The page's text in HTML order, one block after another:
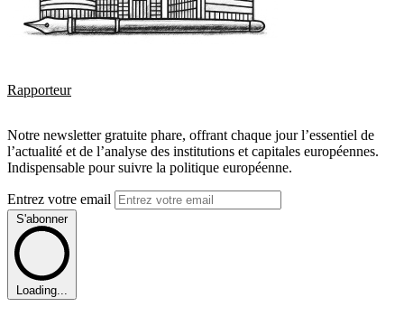
Rapporteur
Notre newsletter gratuite phare, offrant chaque jour l’essentiel de
l’actualité et de l’analyse des institutions et capitales européennes.
Indispensable pour suivre la politique européenne.
Entrez votre email
S'abonner
Loading...